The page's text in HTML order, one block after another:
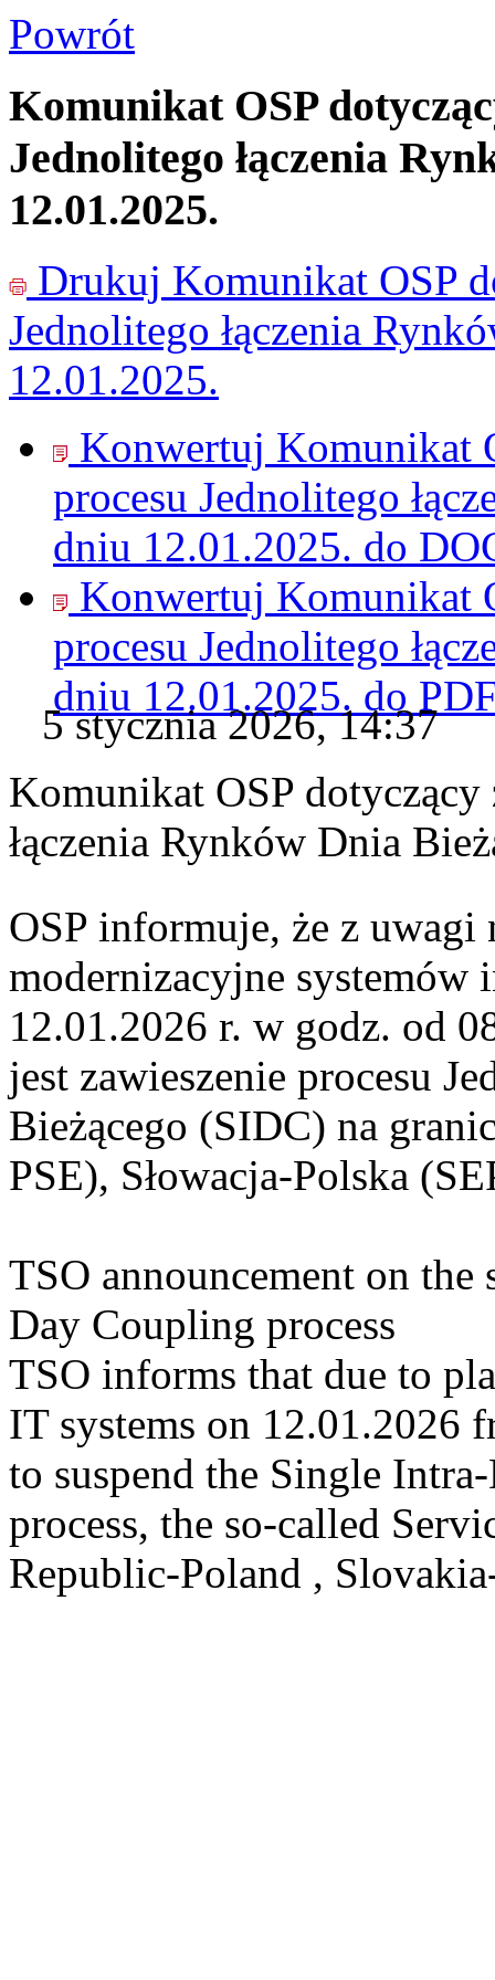
Powrót
Komunikat OSP
Jednolitego łączenia
12.01.2025.
Drukuj Komunikat OSP
Jednolitego łączenia
12.01.2025.
Konwertuj Komunikat
procesu Jednolitego
dniu 12.01.2025. do
Konwertuj Komunikat
procesu Jednolitego
dniu 12.01.2025. do
5 stycznia 2026, 14:37
Komunikat OSP dotyczący
łączenia Rynków Dnia
OSP informuje, że z uwagi
modernizacyjne
12.01.2026 r. w godz. od
jest zawieszenie procesu
Bieżącego (SIDC) na
PSE), Słowacja-Polska
TSO announcement on
Day Coupling process
TSO informs that due to
IT systems on 12.01.2026
to suspend the Single
process, the so-called
Republic-Poland ,